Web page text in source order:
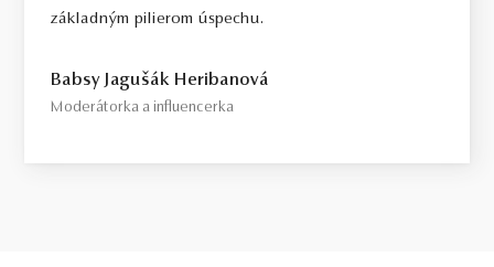
základným pilierom úspechu.
Babsy Jagušák Heribanová
Moderátorka a influencerka